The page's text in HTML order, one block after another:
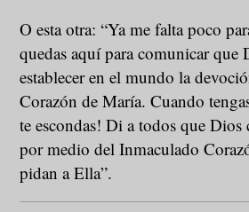
O esta otra: “Ya me falta poco
quedas aquí para comunicar que
establecer en el mundo la
Corazón de María. Cuando
te escondas! Di a todos que Dios
por medio del Inmaculado
pidan a Ella”.